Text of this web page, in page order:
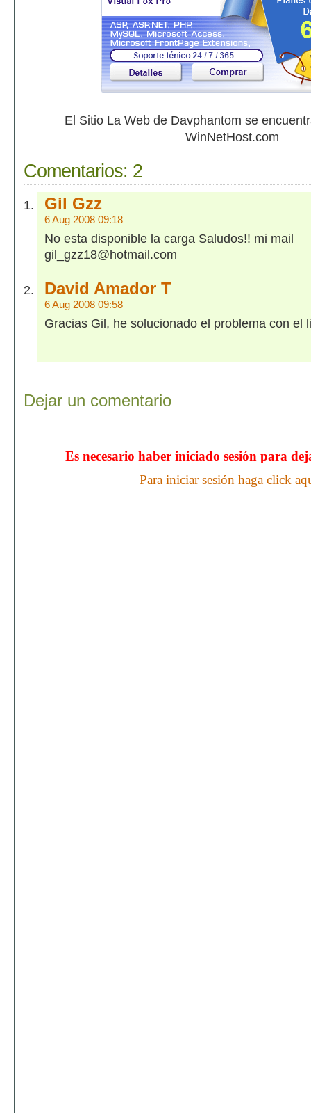
El Sitio La Web de Davphantom se
WinNetHost.com
Comentarios: 2
Gil Gzz
6 Aug 2008 09:18
No esta disponible la carga Saludos!! mi mail
gil_gzz18@hotmail.com
David Amador T
6 Aug 2008 09:58
Gracias Gil, he solucionado el problema con el
Dejar un comentario
Es necesario haber iniciado sesión para
Para iniciar sesión haga click